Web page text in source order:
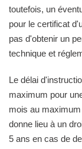
toutefois, un
pour le certificat
pas d'obtenir un
technique et
Le délai
maximum pour
mois au
donne lieu à un
5 ans en cas de